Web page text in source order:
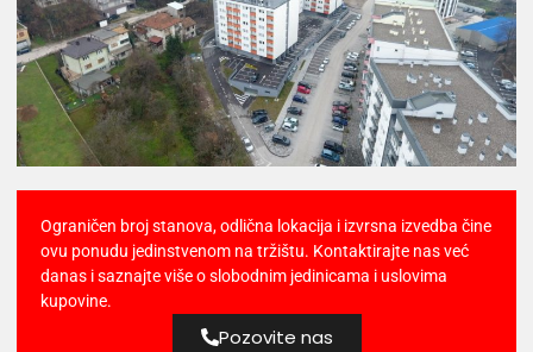
Ograničen broj stanova, odlična lokacija i izvrsna izvedba čine
ovu ponudu jedinstvenom na tržištu. Kontaktirajte nas već
danas i saznajte više o slobodnim jedinicama i uslovima
kupovine.
Pozovite nas